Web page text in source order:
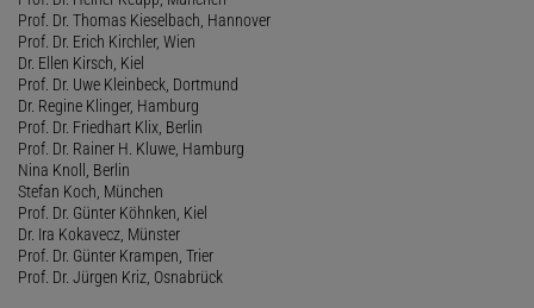
Prof. Dr. Thomas Kieselbach, Hannover
Prof. Dr. Erich Kirchler, Wien
Dr. Ellen Kirsch, Kiel
Prof. Dr. Uwe Kleinbeck, Dortmund
Dr. Regine Klinger, Hamburg
Prof. Dr. Friedhart Klix, Berlin
Prof. Dr. Rainer H. Kluwe, Hamburg
Nina Knoll, Berlin
Stefan Koch, München
Prof. Dr. Günter Köhnken, Kiel
Dr. Ira Kokavecz, Münster
Prof. Dr. Günter Krampen, Trier
Prof. Dr. Jürgen Kriz, Osnabrück